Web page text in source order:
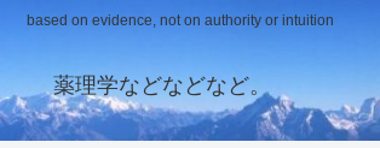
based on evidence, not on authority or intuition
薬理学などなどなど。